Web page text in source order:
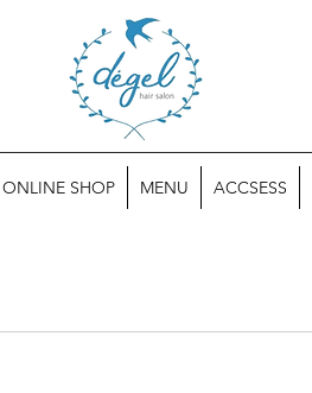
ONLINE SHOP MENU ACCSESS